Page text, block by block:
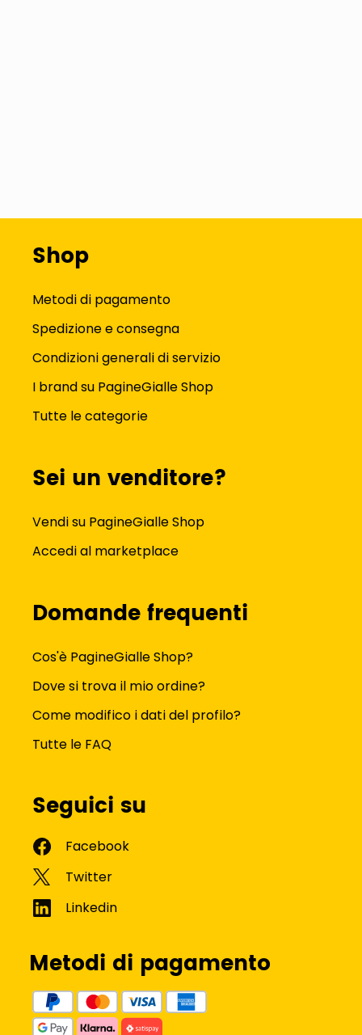
Shop
Metodi di pagamento
Spedizione e consegna
Condizioni generali di servizio
I brand su PagineGialle Shop
Tutte le categorie
Sei un venditore?
Vendi su PagineGialle Shop
Accedi al marketplace
Domande frequenti
Cos'è PagineGialle Shop?
Dove si trova il mio ordine?
Come modifico i dati del profilo?
Tutte le FAQ
Seguici su
Metodi di pagamento